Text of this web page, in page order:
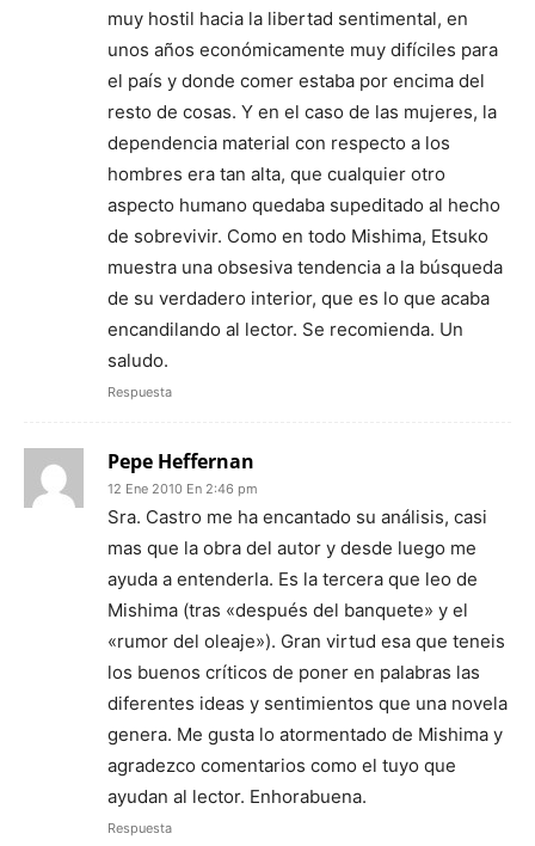
muy hostil hacia la libertad sentimental, en
unos años económicamente muy difíciles para
el país y donde comer estaba por encima del
resto de cosas. Y en el caso de las mujeres, la
dependencia material con respecto a los
hombres era tan alta, que cualquier otro
aspecto humano quedaba supeditado al hecho
de sobrevivir. Como en todo Mishima, Etsuko
muestra una obsesiva tendencia a la búsqueda
de su verdadero interior, que es lo que acaba
encandilando al lector. Se recomienda. Un
saludo.
Respuesta
Pepe Heffernan
12 Ene 2010 En 2:46 pm
Sra. Castro me ha encantado su análisis, casi
mas que la obra del autor y desde luego me
ayuda a entenderla. Es la tercera que leo de
Mishima (tras «después del banquete» y el
«rumor del oleaje»). Gran virtud esa que teneis
los buenos críticos de poner en palabras las
diferentes ideas y sentimientos que una novela
genera. Me gusta lo atormentado de Mishima y
agradezco comentarios como el tuyo que
ayudan al lector. Enhorabuena.
Respuesta